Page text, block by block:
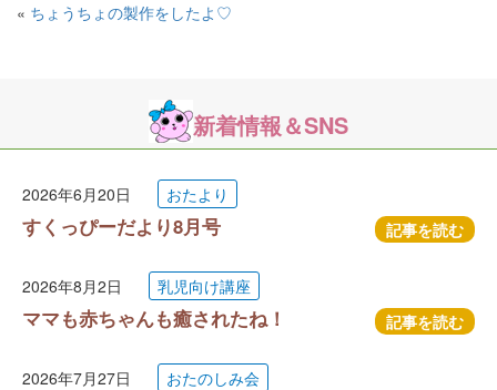
« ちょうちょの製作をしたよ♡
新着情報＆SNS
2026年6月20日 おたより
すくっぴーだより8月号 記事を読む
2026年8月2日 乳児向け講座
ママも赤ちゃんも癒されたね！ 記事を読む
2026年7月27日 おたのしみ会